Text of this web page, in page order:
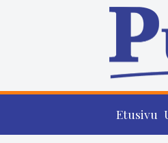
Etusivu